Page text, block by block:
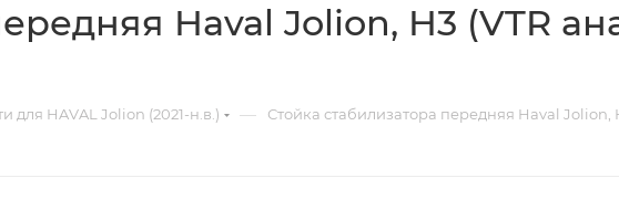
Haval Jolion, H3 (VTR
для HAVAL Jolion (2021-н.в.) — Стойка стабилизатора передняя Haval Jolion,